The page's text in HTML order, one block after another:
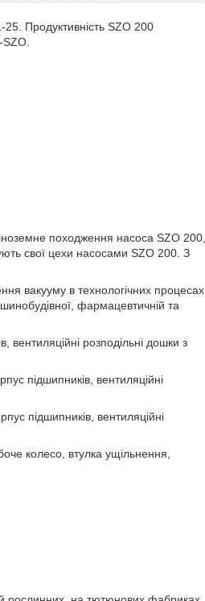
Продуктивність SZO 200
походження насоса SZO 200,
свої цехи насосами SZO 200. З
вакууму в технологічних процесах
фармацевтичній та
розподільні дошки з
підшипників, вентиляційні
підшипників, вентиляційні
колесо, втулка ущільнення,